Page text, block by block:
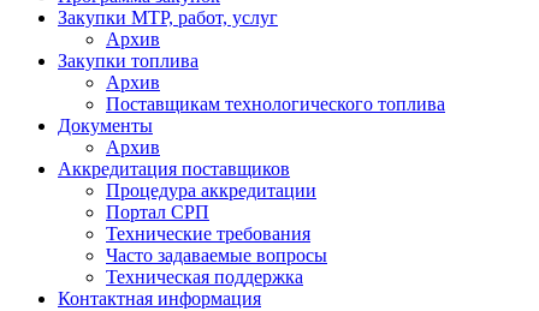
Закупки МТР, работ, услуг
Архив
Закупки топлива
Архив
Поставщикам технологического топлива
Документы
Архив
Аккредитация поставщиков
Процедура аккредитации
Портал СРП
Технические требования
Часто задаваемые вопросы
Техническая поддержка
Контактная информация